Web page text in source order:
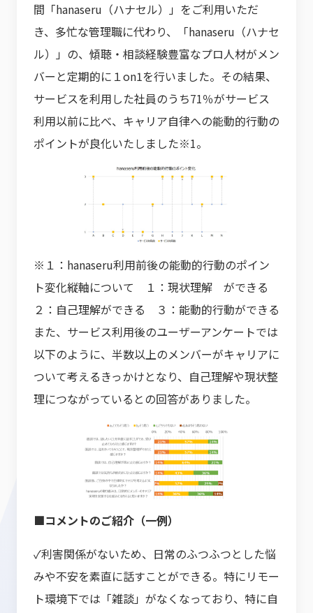
間「hanaseru（ハナセル）」をご利用いただ
き、多忙な管理職に代わり、「hanaseru（ハナセ
ル）」の、傾聴・相談経験豊富なプロ人材がメン
バーと定期的に１on1を行いました。その結果、
サービスを利用した社員のうち71％がサービス
利用以前に比べ、キャリア自律への能動的行動の
ポイントが良化いたしました※1。
※１：hanaseru利用前後の能動的行動のポイン
ト変化縦軸について １：現状理解 ができる
２：自己理解ができる ３：能動的行動ができる
また、サービス利用後のユーザーアンケートでは
以下のように、半数以上のメンバーがキャリアに
ついて考えるきっかけとなり、自己理解や現状整
理につながっているとの回答がありました。
■コメントのご紹介（一例）
✓利害関係がないため、日常のふつふつとした悩
みや不安を素直に話すことができる。特にリモー
ト環境下では「雑談」がなくなっており、特に自